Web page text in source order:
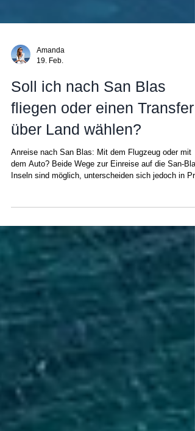
19. Feb.
Soll ich nach San Blas
fliegen oder einen Transfer
über Land wählen?
Anreise nach San Blas: Mit dem Flugzeug oder mit
müssen die Gewichtsbeschränkungen für Flüge und
die langen (über 4 Stunden) Straßentransfers
berücksichtigt werden. Die An- und Abreise zu den
San-Blas-Inseln war schon immer ein
Diskussionsthema. In diesem Beitrag erklären wir
Ihnen die Details zur Einreise in die San-Blas